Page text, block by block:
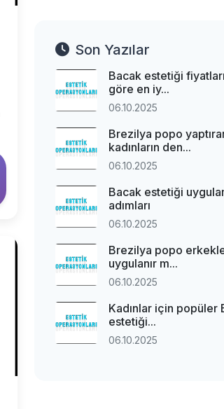
Son Yazılar
Bacak estetiği
göre en iy...
06.10.2025
Brezilya popo
kadınların den...
06.10.2025
Bacak estetiği
adımları
06.10.2025
Brezilya popo
uygulanır m...
06.10.2025
Kadınlar için popüler
estetiği...
06.10.2025